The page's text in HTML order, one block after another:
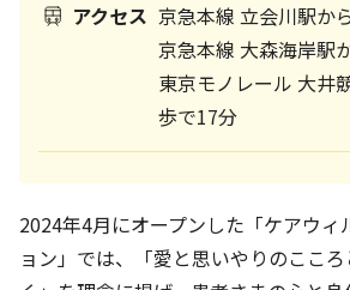
アクセス 京急本線 立会川駅か
京急本線 大森海岸駅
東京モノレール 大井
歩で17分
2024年4月にオープンした「ケアウィ
ョン」では、「愛と思いやりのここ